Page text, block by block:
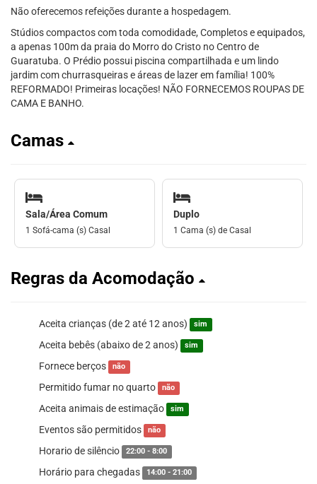
Não oferecemos refeições durante a hospedagem.
Stúdios compactos com toda comodidade, Completos e equipados,
a apenas 100m da praia do Morro do Cristo no Centro de
Guaratuba. O Prédio possui piscina compartilhada e um lindo
jardim com churrasqueiras e áreas de lazer em família! 100%
REFORMADO! Primeiras locações! NÃO FORNECEMOS ROUPAS DE
CAMA E BANHO.
Camas
Sala/Área Comum
1 Sofá-cama (s) Casal
Duplo
1 Cama (s) de Casal
Regras da Acomodação
Aceita crianças (de 2 até 12 anos) sim
Aceita bebês (abaixo de 2 anos) sim
Fornece berços não
Permitido fumar no quarto não
Aceita animais de estimação sim
Eventos são permitidos não
Horario de silêncio 22:00 - 8:00
Horário para chegadas 14:00 - 21:00